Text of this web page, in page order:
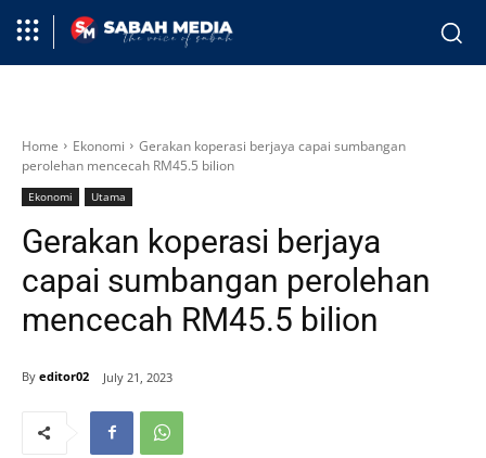
Home Ekonomi
Gerakan koperasi berjaya capai sumbangan
perolehan mencecah RM45.5 bilion
Ekonomi Utama
Gerakan koperasi berjaya
capai sumbangan perolehan
mencecah RM45.5 bilion
By editor02 July 21, 2023